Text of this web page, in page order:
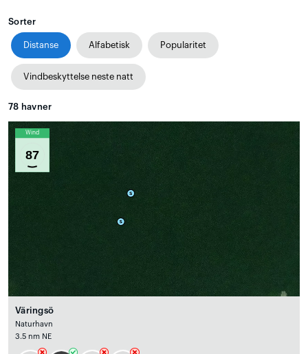
Sorter
Distanse Alfabetisk Popularitet
Vindbeskyttelse neste natt
78 havner
Wind
87
Väringsö
Naturhavn
3.5 nm NE